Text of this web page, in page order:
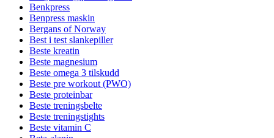
Benkpress
Benpress maskin
Bergans of Norway
Best i test slankepiller
Beste kreatin
Beste magnesium
Beste omega 3 tilskudd
Beste pre workout (PWO)
Beste proteinbar
Beste treningsbelte
Beste treningstights
Beste vitamin C